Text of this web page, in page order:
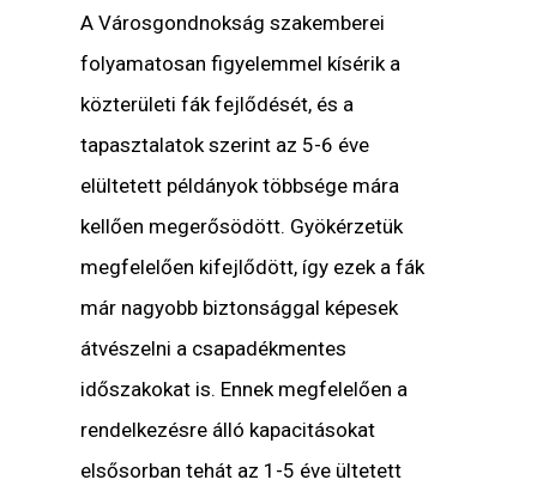
A Városgondnokság szakemberei
folyamatosan figyelemmel kísérik a
közterületi fák fejlődését, és a
tapasztalatok szerint az 5-6 éve
elültetett példányok többsége mára
kellően megerősödött. Gyökérzetük
megfelelően kifejlődött, így ezek a fák
már nagyobb biztonsággal képesek
átvészelni a csapadékmentes
időszakokat is. Ennek megfelelően a
rendelkezésre álló kapacitásokat
elsősorban tehát az 1-5 éve ültetett